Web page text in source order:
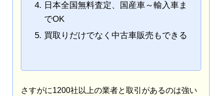
日本全国無料査定、国産車～輸入車ま
でOK
買取りだけでなく中古車販売もできる
さすがに1200社以上の業者と取引があるのは強い